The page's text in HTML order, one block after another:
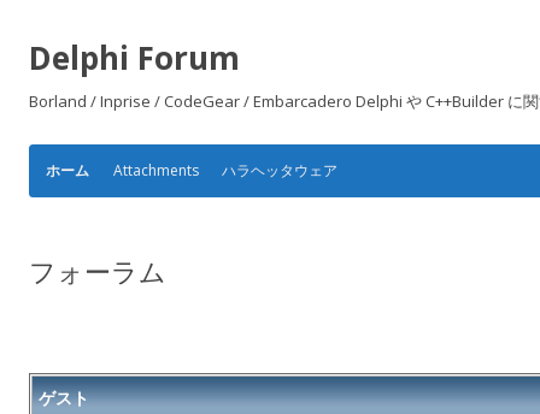
Delphi Forum
Borland / Inprise / CodeGear / Embarcadero Delphi や C++Builder に
ホーム Attachments ハラヘッタウェア
フォーラム
ゲスト